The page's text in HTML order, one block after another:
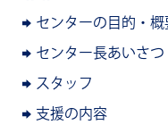
センターの目的・
センター長あいさつ
スタッフ
支援の内容